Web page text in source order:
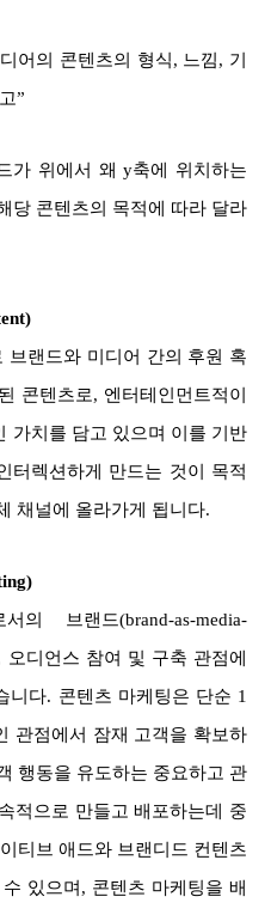
어의 콘텐츠의 형식, 느낌, 기
”
가 위에서 왜 y축에 위치하는
당 콘텐츠의 목적에 따라 달라
브랜드와 미디어 간의 후원 혹
콘텐츠로, 엔터테인먼트적이
가치를 담고 있으며 이를 기반
터렉션하게 만드는 것이 목적
채널에 올라가게 됩니다.
브랜드(brand-as-media-
디언스 참여 및 구축 관점에
니다. 콘텐츠 마케팅은 단순 1
관점에서 잠재 고객을 확보하
행동을 유도하는 중요하고 관
적으로 만들고 배포하는데 중
티브 애드와 브랜디드 컨텐츠
있으며, 콘텐츠 마케팅을 배